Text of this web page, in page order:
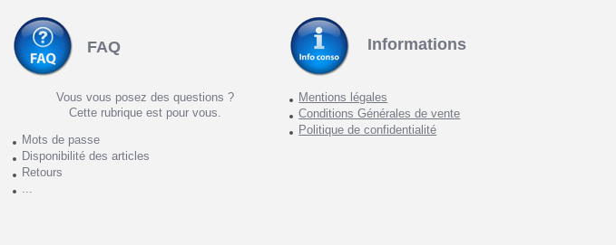
FAQ
Vous vous posez des questions ?
Cette rubrique est pour vous.
Mots de passe
Disponibilité des articles
Retours
...
Informations
Mentions légales
Conditions Générales de vente
Politique de confidentialité